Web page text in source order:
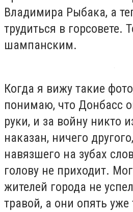
Владимира Рыбака, а
трудиться в горсовете.
шампанским.
Когда я вижу такие
понимаю, что Донбасс
руки, и за войну никто
наказан, ничего
навязшего на зубах
голову не приходит.
жителей города не
травой, а они опять уже